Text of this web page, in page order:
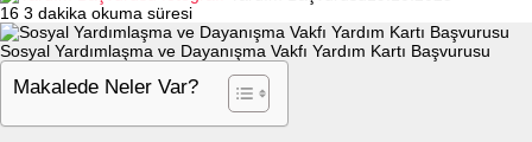
16 3 dakika okuma süresi
Sosyal Yardımlaşma ve Dayanışma Vakfı Yardım Kartı Başvurusu
Makalede Neler Var?